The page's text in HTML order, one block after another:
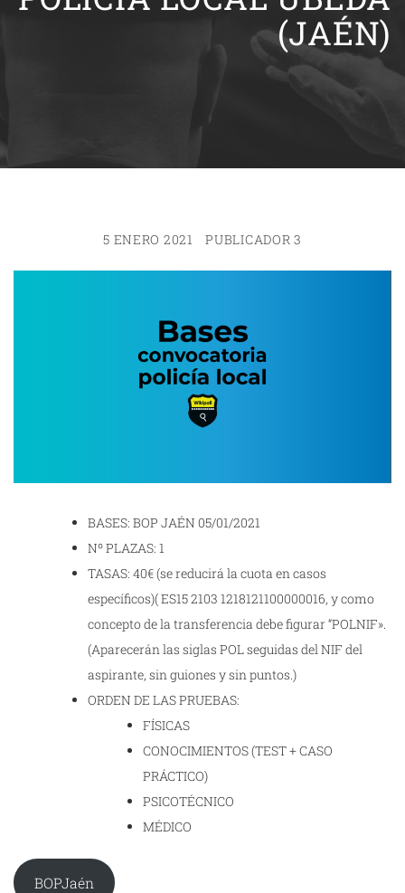
(JAÉN)
5 ENERO 2021 PUBLICADOR 3
BASES: BOP JAÉN 05/01/2021
Nº PLAZAS: 1
TASAS: 40€ (se reducirá la cuota en casos
específicos)( ES15 2103 1218121100000016, y como
concepto de la transferencia debe figurar “POLNIF».
(Aparecerán las siglas POL seguidas del NIF del
aspirante, sin guiones y sin puntos.)
ORDEN DE LAS PRUEBAS:
FÍSICAS
CONOCIMIENTOS (TEST + CASO
PRÁCTICO)
PSICOTÉCNICO
MÉDICO
BOPJaén